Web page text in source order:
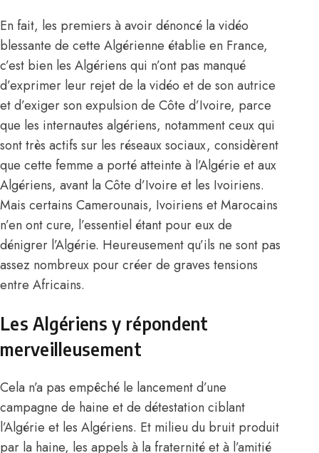
En fait, les premiers à avoir dénoncé la vidéo
blessante de cette Algérienne établie en France,
c’est bien les Algériens qui n’ont pas manqué
d’exprimer leur rejetde la vidéo et de son autrice
et d’exiger son expulsion de Côte d’Ivoire, parce
que les internautes algériens, notamment ceux qui
sont très actifs sur les réseaux sociaux, considèrent
que cette femme a porté atteinte à l’Algérie et aux
Algériens, avant la Côte d’Ivoire et les Ivoiriens.
Mais certains Camerounais, Ivoiriens et Marocains
n’en ont cure, l’essentiel étant pour eux de
dénigrer l’Algérie. Heureusement qu’ils ne sont pas
assez nombreux pour créer de graves tensions
entre Africains.
Les Algériens y répondent
merveilleusement
Cela n’a pas empêché le lancement d’une
campagne de haine et de détestation ciblant
l’Algérie et les Algériens. Et milieu du bruit produit
par la haine, les appels à la fraternité et à l’amitié